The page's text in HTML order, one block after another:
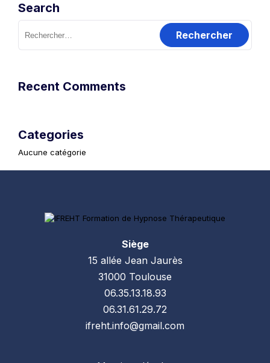
Search
Rechercher :
Recent Comments
Categories
Aucune catégorie
Siège
15 allée Jean Jaurès
31000 Toulouse
06.35.13.18.93
06.31.61.29.72
ifreht.info@gmail.com